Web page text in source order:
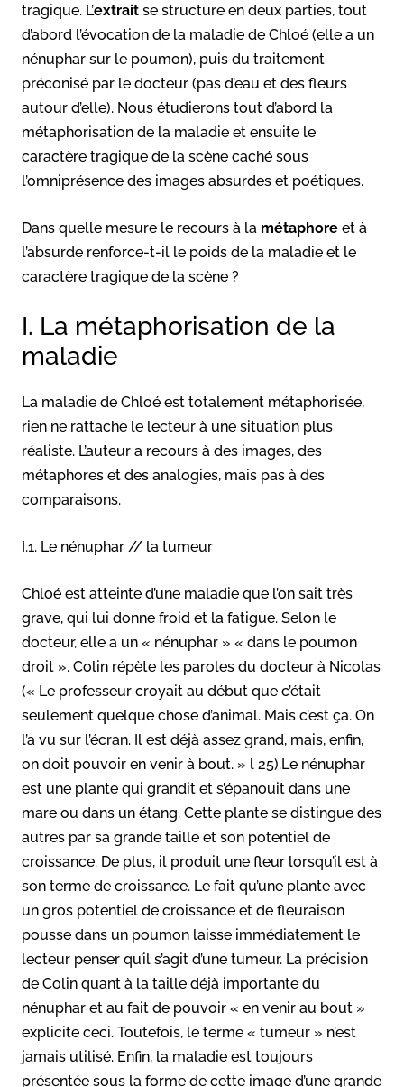
tragique. L’extrait se structure en deux parties, tout
d’abord l’évocation de la maladie de Chloé (elle a un
nénuphar sur le poumon), puis du traitement
préconisé par le docteur (pas d’eau et des fleurs
autour d’elle). Nous étudierons tout d’abord la
métaphorisation de la maladie et ensuite le
caractère tragique de la scène caché sous
l’omniprésence des images absurdes et poétiques.
Dans quelle mesure le recours à la métaphore et à
l’absurde renforce-t-il le poids de la maladie et le
caractère tragique de la scène ?
I. La métaphorisation de la
maladie
La maladie de Chloé est totalement métaphorisée,
rien ne rattache le lecteur à une situation plus
réaliste. L’auteur a recours à des images, des
métaphores et des analogies, mais pas à des
comparaisons.
I.1. Le nénuphar // la tumeur
Chloé est atteinte d’une maladie que l’on sait très
grave, qui lui donne froid et la fatigue. Selon le
docteur, elle a un « nénuphar » « dans le poumon
droit ». Colin répète les paroles du docteur à Nicolas
(« Le professeur croyait au début que c’était
seulement quelque chose d’animal. Mais c’est ça. On
l’a vu sur l’écran. Il est déjà assez grand, mais, enfin,
on doit pouvoir en venir à bout. » l 25).Le nénuphar
est une plante qui grandit et s’épanouit dans une
mare ou dans un étang. Cette plante se distingue des
autres par sa grande taille et son potentiel de
croissance. De plus, il produit une fleur lorsqu’il est à
son terme de croissance. Le fait qu’une plante avec
un gros potentiel de croissance et de fleuraison
pousse dans un poumon laisse immédiatement le
lecteur penser qu’il s’agit d’une tumeur. La précision
de Colin quant à la taille déjà importante du
nénuphar et au fait de pouvoir « en venir au bout »
explicite ceci. Toutefois, le terme « tumeur » n’est
jamais utilisé. Enfin, la maladie est toujours
présentée sous la forme de cette image d’une grande